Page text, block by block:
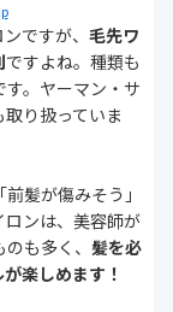
ですが、 毛先ワ
ですよね。種類も
。ヤーマン・サ
り扱っていま
髪が傷みそう」
ロンは、美容師が
も多く、 髪を必
楽しめます！